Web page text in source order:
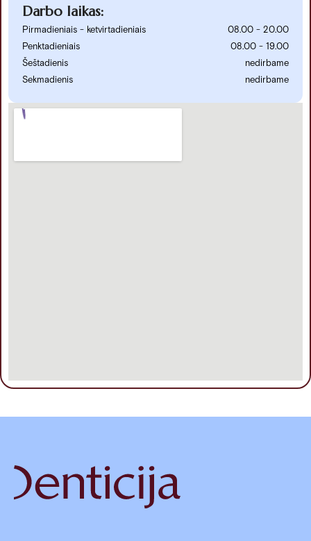
Darbo laikas:
Pirmadieniais - ketvirtadieniais
08.00 - 20.00
Penktadieniais
08.00 - 19.00
Šeštadienis
nedirbame
Sekmadienis
nedirbame